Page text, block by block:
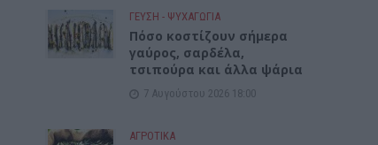
ΓΕΎΣΗ - ΨΥΧΑΓΩΓΊΑ
Πόσο κοστίζουν σήμερα
γαύρος, σαρδέλα,
τσιπούρα και άλλα ψάρια
7 Αυγούστου 2026 18:00
ΑΓΡΟΤΙΚΑ